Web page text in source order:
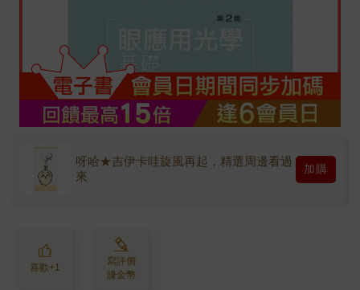
呀哈★吉伊卡哇旋風再起，精選周邊看過
來
加購
喜歡+1
寫評價
賺金幣